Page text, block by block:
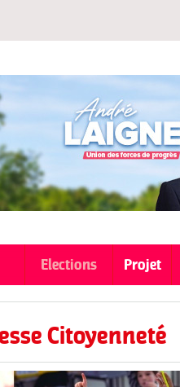
Elections Projet
Citoyenneté